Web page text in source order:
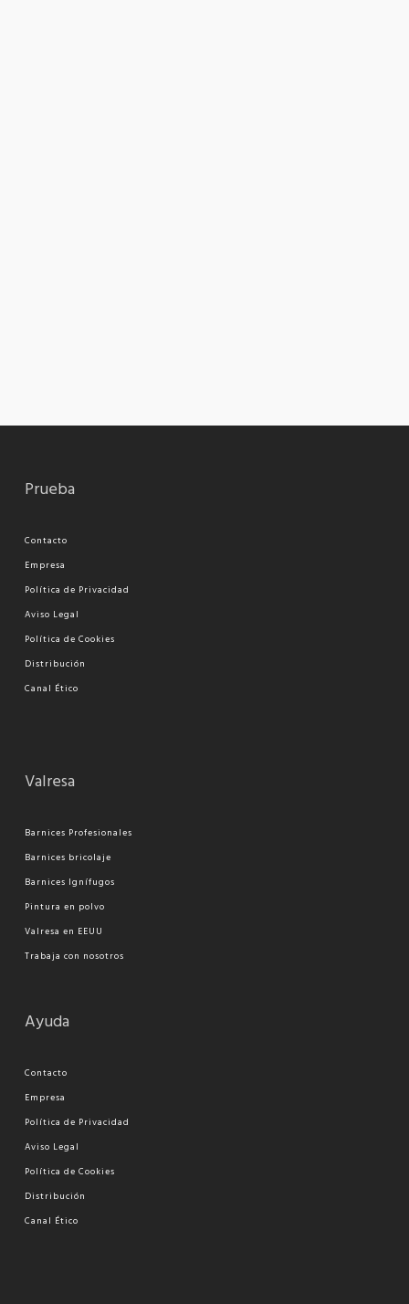
Prueba
Contacto
Empresa
Política de Privacidad
Aviso Legal
Política de Cookies
Distribución
Canal Ético
Valresa
Barnices Profesionales
Barnices bricolaje
Barnices Ignífugos
Pintura en polvo
Valresa en EEUU
Trabaja con nosotros
Ayuda
Contacto
Empresa
Política de Privacidad
Aviso Legal
Política de Cookies
Distribución
Canal Ético